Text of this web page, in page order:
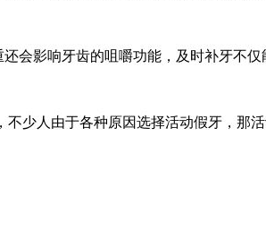
还会影响牙齿的咀嚼功能，及时补牙不
不少人由于各种原因选择活动假牙，